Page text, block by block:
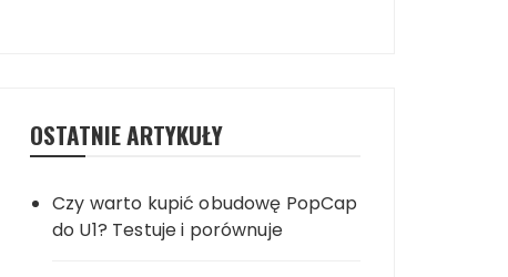
OSTATNIE ARTYKUŁY
Czy warto kupić obudowę PopCap
do U1? Testuje i porównuje